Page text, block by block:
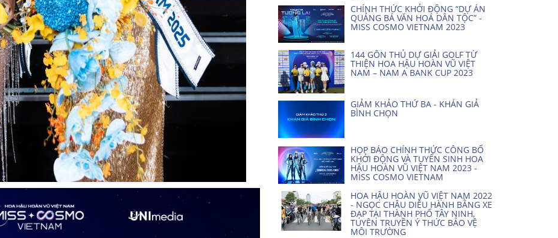
CHÍNH THỨC KHỞI ĐỘNG “DỰ ÁN
QUẢNG BÁ VĂN HOÁ DÂN TỘC” -
MISS COSMO VIETNAM 2023
144 GÔN THỦ DỰ GIẢI GOLF TỪ
THIỆN HOA HẬU HOÀN VŨ VIỆT
NAM – NAM A BANK CUP 2023
GIẢM KHẢO THỨ BA - KHÁN GIẢ
BÌNH CHỌN
HỌP BÁO CHÍNH THỨC CÔNG BỐ
KHỞI ĐỘNG VÀ TUYỂN SINH HOA
HẬU HOÀN VŨ VIỆT NAM 2023 -
MISS COSMO VIETNAM
HOA HẬU HOÀN VŨ VIỆT NAM 2022
- NGỌC CHÂU DIỄU HÀNH BẰNG XE
ĐẠP TẠI THÀNH PHỐ TÂY NINH,
TUYÊN TRUYỀN Ý THỨC BẢO VỆ
MÔI TRƯỜNG